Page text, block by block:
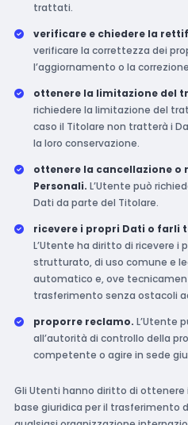
trattati.
verificare e chiedere la
verificare la correttezza dei
l’aggiornamento o la
ottenere la limitazione del
richiedere la limitazione del
caso il Titolare non tratterà i
la loro conservazione.
ottenere la cancellazione o
Personali. L’Utente può
Dati da parte del Titolare.
ricevere i propri Dati o farli
L’Utente ha diritto di ricevere i
strutturato, di uso comune e
automatico e, ove
trasferimento senza ostacoli
proporre reclamo. L’Utente
all’autorità di controllo della
competente o agire in sede
Gli Utenti hanno diritto di
base giuridica per il trasferimento